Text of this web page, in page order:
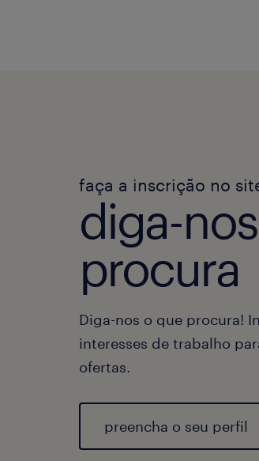
faça a inscrição no
diga-
procura
Diga-nos o que procura!
interesses de trabalho
ofertas.
preencha o seu perfil